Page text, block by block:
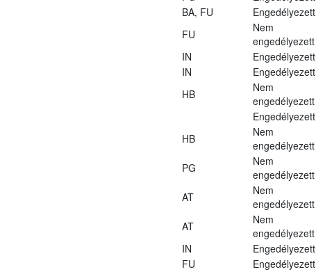
BA, FU Engedélyezett
FU
Nem
engedélyezett
IN Engedélyezett
IN Engedélyezett
HB
Nem
engedélyezett
Engedélyezett
HB
Nem
engedélyezett
PG
Nem
engedélyezett
AT
Nem
engedélyezett
AT
Nem
engedélyezett
IN Engedélyezett
FU Engedélyezett